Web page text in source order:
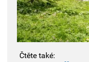
Čtěte také: